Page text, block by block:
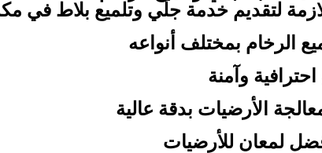
لتقديم خدمة جلي وتلميع بلاط في
الرخام بمختلف أنواعه
وآمنة
الأرضيات بدقة عالية
لمعان للأرضيات